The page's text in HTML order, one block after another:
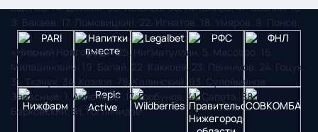
Ещенко. 14. Джикия. 56. Гапонов. 68. Литвинов. 47. Зобнин. 10.
З. Бакаев. 17. Ломовицкий. 22. Игнатов. 18. Умяров. 9. Понсе.
«Нижний Новгород»:25. Нигматуллин. 5. Масоэро. 15.
Миладинович. 19. Балай. 22. Каккоев. 23. Пенчиков. 24. Гоцук.
31. Ткачук. 34. Козлов. 78. Калинский. 93. Сулейманов.
Запасные: 1. Анисимов. 17. Горбунов. 41. Сапета. 88.
Берковский. 91. Гогличидзе.